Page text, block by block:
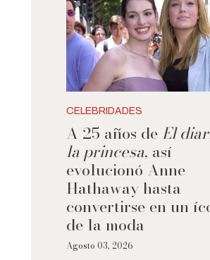
CELEBRIDADES
A 25 años de El
la princesa, así
evolucionó Anne
Hathaway hasta
convertirse en un
de la moda
Agosto 03, 2026